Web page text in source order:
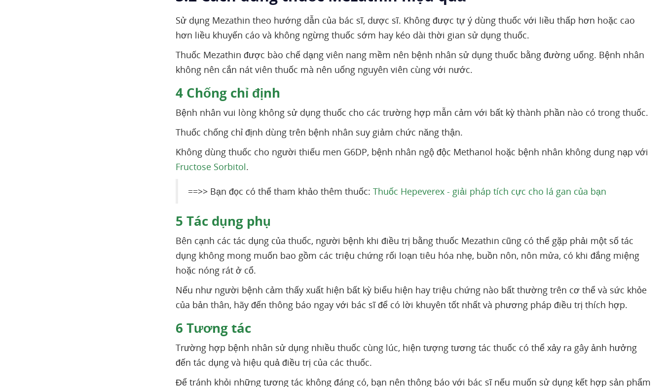
Sử dụng Mezathin theo hướng dẫn của bác sĩ, dược sĩ. Không được tự ý dùng thuốc với liều thấp hơn hoặc cao
hơn liều khuyến cáo và không ngừng thuốc sớm hay kéo dài thời gian sử dụng thuốc.
Thuốc Mezathin được bào chế dạng viên nang mềm nên bệnh nhân sử dụng thuốc bằng đường uống. Bệnh nhân
không nên cắn nát viên thuốc mà nên uống nguyên viên cùng với nước.
4 Chống chỉ định
Bệnh nhân vui lòng không sử dụng thuốc cho các trường hợp mẫn cảm với bất kỳ thành phần nào có trong thuốc.
Thuốc chống chỉ định dùng trên bệnh nhân suy giảm chức năng thận.
Không dùng thuốc cho người thiếu men G6DP, bệnh nhân ngộ độc Methanol hoặc bệnh nhân không dung nạp với
Fructose Sorbitol.
==>> Bạn đọc có thể tham khảo thêm thuốc: Thuốc Hepeverex - giải pháp tích cực cho lá gan của bạn
5 Tác dụng phụ
Bên cạnh các tác dụng của thuốc, người bệnh khi điều trị bằng thuốc Mezathin cũng có thể gặp phải một số tác
dụng không mong muốn bao gồm các triệu chứng rối loạn tiêu hóa nhẹ, buồn nôn, nôn mửa, có khi đắng miệng
hoặc nóng rát ở cổ.
Nếu như người bệnh cảm thấy xuất hiện bất kỳ biểu hiện hay triệu chứng nào bất thường trên cơ thể và sức khỏe
của bản thân, hãy đến thông báo ngay với bác sĩ để có lời khuyên tốt nhất và phương pháp điều trị thích hợp.
6 Tương tác
Trường hợp bệnh nhân sử dụng nhiều thuốc cùng lúc, hiện tượng tương tác thuốc có thể xảy ra gây ảnh hưởng
đến tác dụng và hiệu quả điều trị của các thuốc.
Để tránh khỏi những tương tác không đáng có, bạn nên thông báo với bác sĩ nếu muốn sử dụng kết hợp sản phẩm